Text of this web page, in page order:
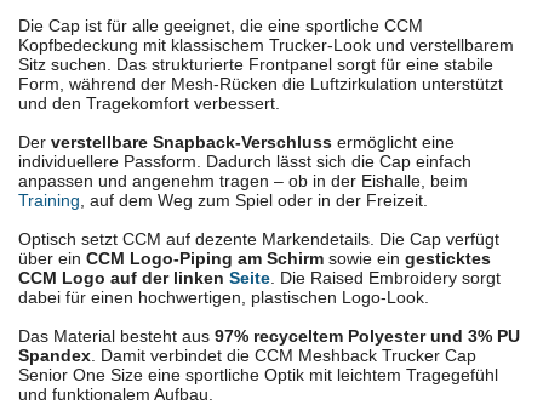
Die Cap ist für alle geeignet, die eine sportliche CCM
Kopfbedeckung mit klassischem Trucker-Look und verstellbarem
Sitz suchen. Das strukturierte Frontpanel sorgt für eine stabile
Form, während der Mesh-Rücken die Luftzirkulation unterstützt
und den Tragekomfort verbessert.
Der verstellbare Snapback-Verschluss ermöglicht eine
individuellere Passform. Dadurch lässt sich die Cap einfach
anpassen und angenehm tragen – ob in der Eishalle, beim
Training , auf dem Weg zum Spiel oder in der Freizeit.
Optisch setzt CCM auf dezente Markendetails. Die Cap verfügt
über ein CCM Logo-Piping am Schirm sowie ein gesticktes
CCM Logo auf der linken Seite . Die Raised Embroidery sorgt
dabei für einen hochwertigen, plastischen Logo-Look.
Das Material besteht aus 97% recyceltem Polyester und 3% PU
Spandex . Damit verbindet die CCM Meshback Trucker Cap
Senior One Size eine sportliche Optik mit leichtem Tragegefühl
und funktionalem Aufbau.